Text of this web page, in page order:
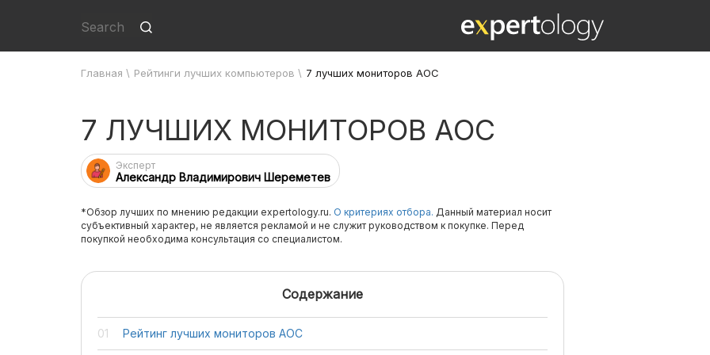
Главная \ Рейтинги лучших компьютеров \ 7 лучших мониторов AOC
7 ЛУЧШИХ МОНИТОРОВ AOC
Эксперт
Александр Владимирович Шереметев
*Обзор лучших по мнению редакции expertology.ru. О критериях отбора. Данный материал носит
субъективный характер, не является рекламой и не служит руководством к покупке. Перед
покупкой необходима консультация со специалистом.
Содержание
Рейтинг лучших мониторов AOC